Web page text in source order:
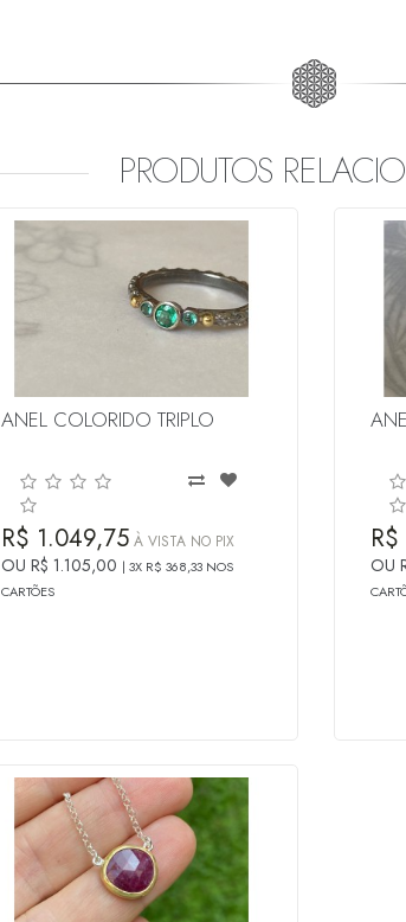
PRODUTOS
ANEL COLORIDO TRIPLO
R$ 1.049,75À VISTA NO PIX
OU R$ 1.105,00
3X R$ 368,33 NOS
CARTÕES
OU